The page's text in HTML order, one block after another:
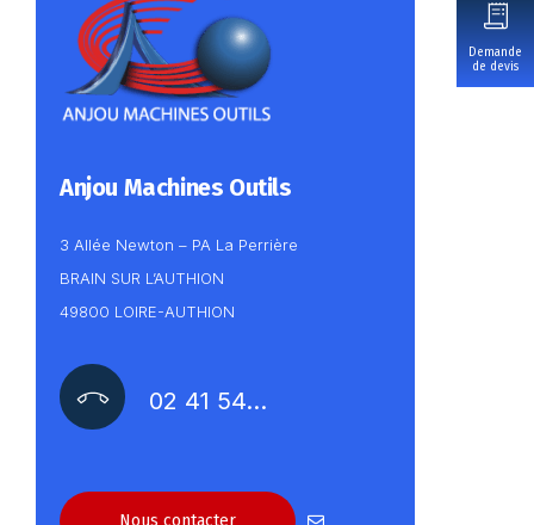
Demande
de devis
Anjou Machines Outils
3 Allée Newton – PA La Perrière
BRAIN SUR L’AUTHION
49800 LOIRE-AUTHION
02 41 54…
Nous contacter